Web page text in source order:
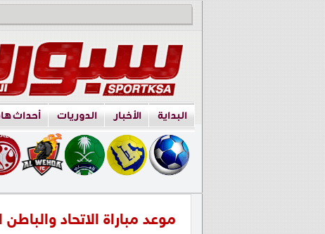
البداية الأخبار الدوريات أحداث
موعد مباراة الاتحاد